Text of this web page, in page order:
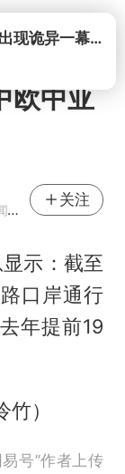
打开西平命案8天未破，玉米地里出现诡异一幕，我突然想起了欧金中
欧中亚
号
关注
示：截至
口岸通行
年提前19
）
号”作者上传